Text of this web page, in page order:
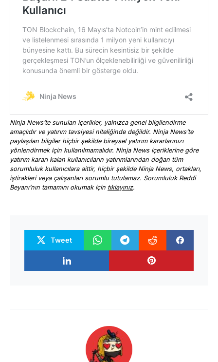
Ninja News’te sunulan içerikler, yalnızca genel bilgilendirme
amaçlıdır ve yatırım tavsiyesi niteliğinde değildir. Ninja News’te
paylaşılan bilgiler hiçbir şekilde bireysel yatırım kararlarınızı
yönlendirmek için kullanılmamalıdır. Ninja News içeriklerine göre
yatırım kararı kalan kullanıcıların yatırımlarından doğan tüm
sorumluluk kullanıcılara aittir, hiçbir şekilde Ninja News, ortakları,
iştirakleri veya çalışanları sorumlu tutulamaz. Sorumluluk Reddi
Beyanı’nın tamamını okumak için tıklayınız.
Tweet